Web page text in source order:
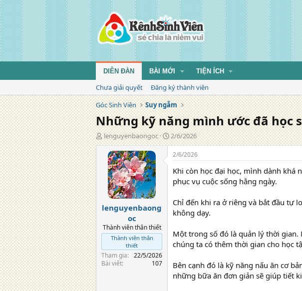
DIỄN ĐÀN BÀI MỚI TIỆN ÍCH
Chưa giải quyết
Đăng ký thành viên
Góc Sinh Viên
Suy ngẫm
Những kỹ năng mình ước đã học
T
á
lenguyenbaongoc
N
g
à
y
đ
ă
n
2/6/2026
lenguyenbaong
oc
Thành viên thân thiết
Thành viên thân
thiết
Tham gia
22/5/2026
Bài viết
107
2/6/2026
Khi còn học đại học, mình dành khá
phục vụ cuộc sống hằng ngày.
Chỉ đến khi ra ở riêng và bắt đầu tự
không dạy.
Một trong số đó là quản lý thời
chúng ta có thêm thời gian cho học
Bên cạnh đó là kỹ năng nấu ăn cơ
những bữa ăn đơn giản sẽ giúp tiết